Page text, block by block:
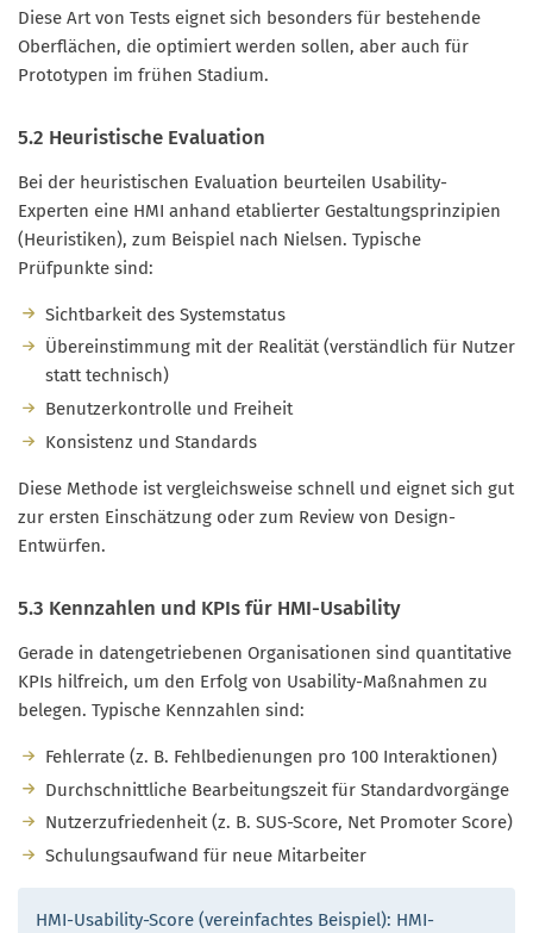
Diese Art von Tests eignet sich besonders für bestehende
Oberflächen, die optimiert werden sollen, aber auch für
Prototypen im frühen Stadium.
5.2 Heuristische Evaluation
Bei der heuristischen Evaluation beurteilen Usability-
Experten eine HMI anhand etablierter Gestaltungsprinzipien
(Heuristiken), zum Beispiel nach Nielsen. Typische
Prüfpunkte sind:
Sichtbarkeit des Systemstatus
Übereinstimmung mit der Realität (verständlich für Nutzer
statt technisch)
Benutzerkontrolle und Freiheit
Konsistenz und Standards
Diese Methode ist vergleichsweise schnell und eignet sich gut
zur ersten Einschätzung oder zum Review von Design-
Entwürfen.
5.3 Kennzahlen und KPIs für HMI-Usability
Gerade in datengetriebenen Organisationen sind quantitative
KPIs hilfreich, um den Erfolg von Usability-Maßnahmen zu
belegen. Typische Kennzahlen sind:
Fehlerrate (z. B. Fehlbedienungen pro 100 Interaktionen)
Durchschnittliche Bearbeitungszeit für Standardvorgänge
Nutzerzufriedenheit (z. B. SUS-Score, Net Promoter Score)
Schulungsaufwand für neue Mitarbeiter
HMI-Usability-Score (vereinfachtes Beispiel): HMI-